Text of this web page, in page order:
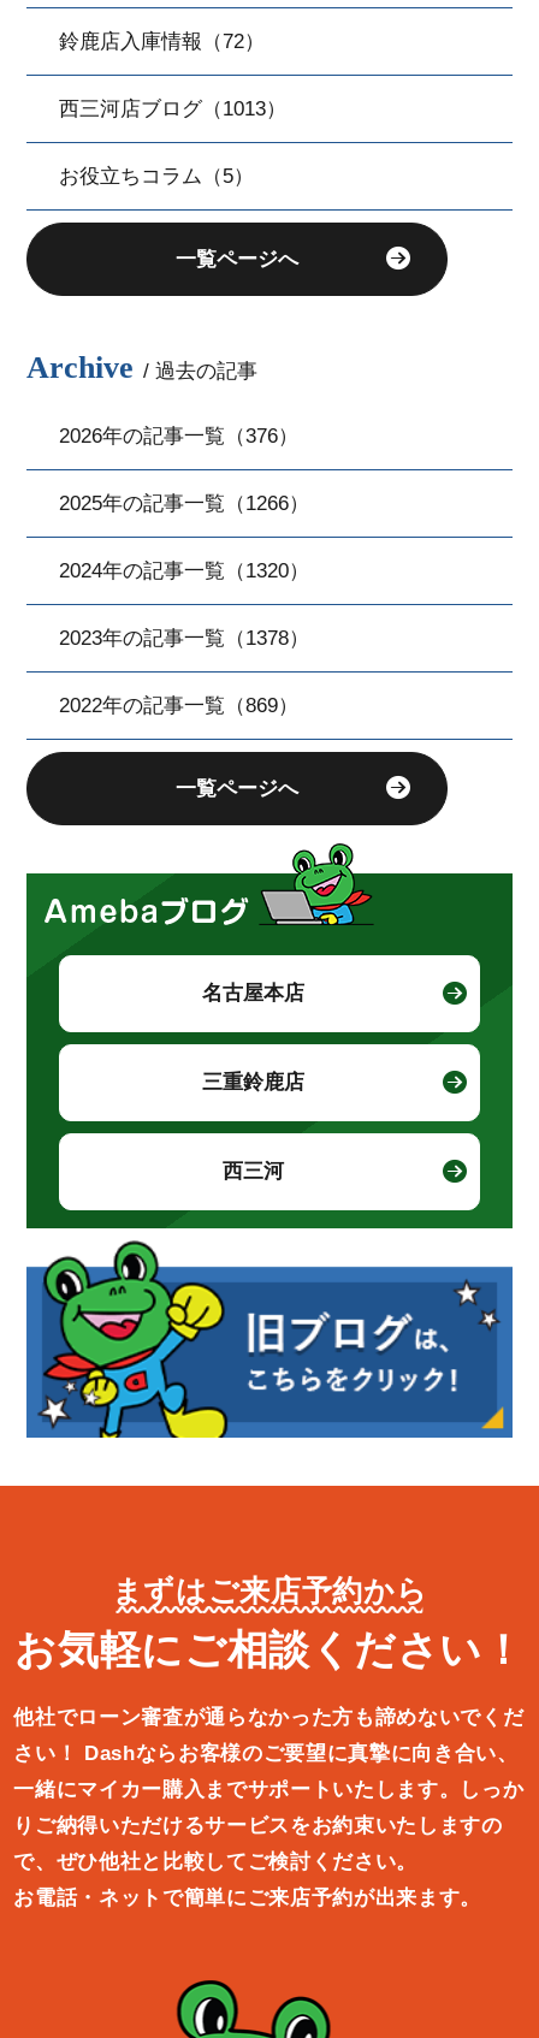
鈴鹿店入庫情報（72）
西三河店ブログ（1013）
お役立ちコラム（5）
一覧ページへ
Archive / 過去の記事
2026年の記事一覧（376）
2025年の記事一覧（1266）
2024年の記事一覧（1320）
2023年の記事一覧（1378）
2022年の記事一覧（869）
一覧ページへ
名古屋本店
三重鈴鹿店
西三河
まずはご来店予約から
お気軽にご相談ください！
他社でローン審査が通らなかった方も諦めないでくだ
さい！
Dashならお客様のご要望に真摯に向き合い、
一緒にマイカー購入ま でサポートいたします。しっか
りご納得いただけるサービスをお約束いたしますの
で、ぜひ他社と比較してご検討ください。
お電話・ネットで簡単にご来店予約が出来ます。